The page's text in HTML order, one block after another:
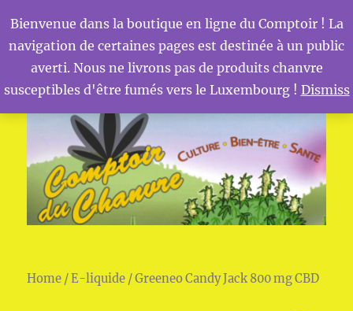
Comptoir du Chanvre
MENU
Home /E-liquide / Greeneo Candy Jack 800 mg CBD
Bienvenue dans la boutique en ligne du Comptoir ! La
navigation de certaines pages est destinée à un public
averti. Nous ne livrons pas de produits chanvre
susceptibles d'être fumés vers le Luxembourg ! Dismiss